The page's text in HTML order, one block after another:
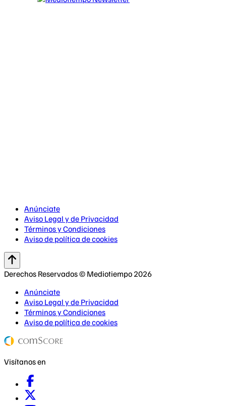
Anúnciate
Aviso Legal y de Privacidad
Términos y Condiciones
Aviso de política de cookies
Derechos Reservados © Mediotiempo 2026
Anúnciate
Aviso Legal y de Privacidad
Términos y Condiciones
Aviso de política de cookies
Visítanos en